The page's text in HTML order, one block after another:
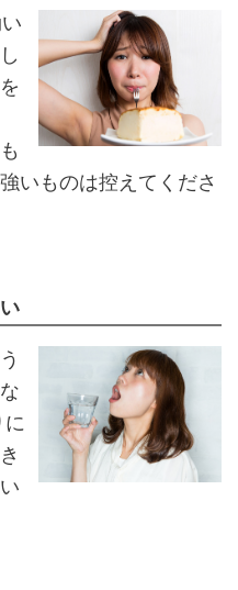
いものは控えてくださ
に